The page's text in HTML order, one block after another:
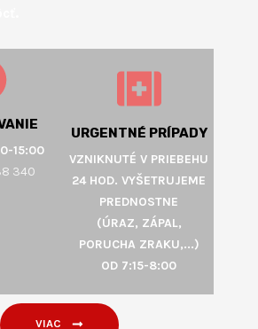
15:00
340
URGENTNÉ PRÍPADY
VZNIKNUTÉ V PRIEBEHU
24 HOD. VYŠETRUJEME
PREDNOSTNE
(ÚRAZ, ZÁPAL,
PORUCHA ZRAKU,...)
OD 7:15-8:00
VIAC